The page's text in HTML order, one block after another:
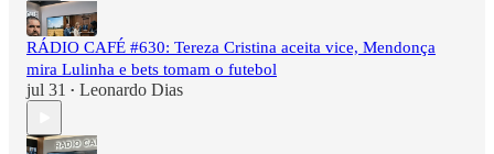
RÁDIO CAFÉ #630: Tereza Cristina aceita vice, Mendonça
mira Lulinha e bets tomam o futebol
jul 31 • Leonardo Dias